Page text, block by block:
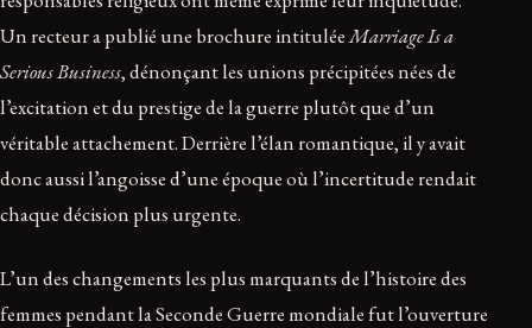
Un recteur a publié une brochure intituléeMarriage Is a
Serious Business, dénonçant les unions précipitées nées de
l’excitation et du prestige de la guerre plutôt que d’un
véritable attachement. Derrière l’élan romantique, il y avait
donc aussi l’angoisse d’une époque où l’incertitude rendait
chaque décision plus urgente.
L’un des changements les plus marquants de l’histoire des
femmes pendant la Seconde Guerre mondiale fut l’ouverture